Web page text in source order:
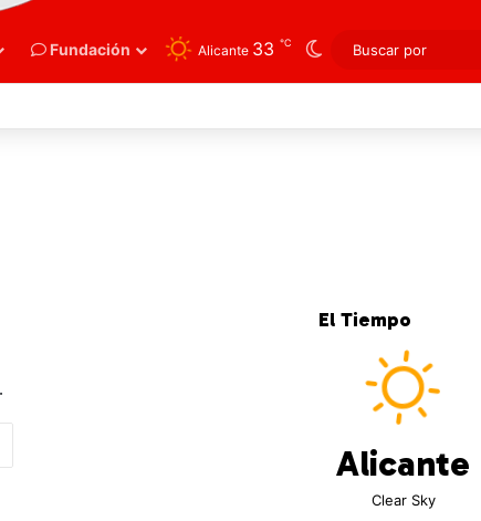
Fundación Alicante 33 ℃ Switch skin
los Hispanos Juveniles, que lucharán ahora por el bronce europeo
El Tiempo
Alicante
Clear Sky